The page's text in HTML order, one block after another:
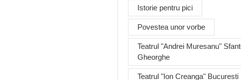
Istorie pentru pici
Povestea unor vorbe
Teatrul "Andrei Muresanu"
Gheorghe
Teatrul "Ion Creanga" Bucuresti